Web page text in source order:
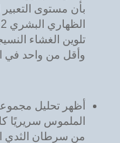
بأن مستوى
تلوين الغشاء
وأقل من واحد في
أظهر تحليل
الملموس سريريًا
من سرطان الثدي